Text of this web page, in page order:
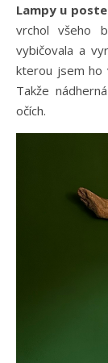
Lampy u
vrchol všeho
vybičovala a
kterou jsem ho
Takže
očích.